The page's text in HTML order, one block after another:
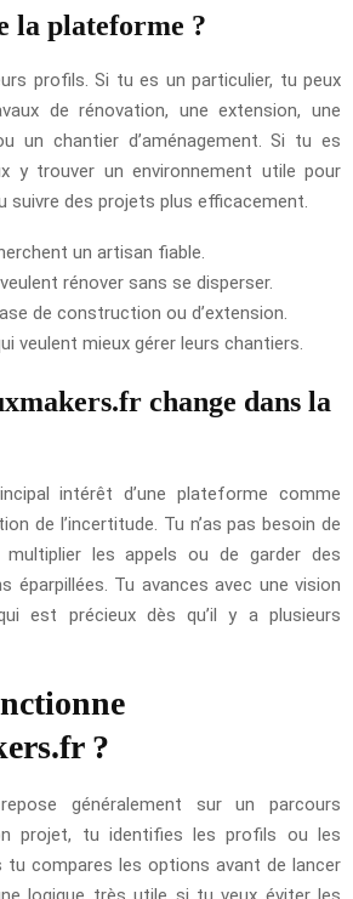
la plateforme ?
profils. Si tu es un particulier, tu peux
de rénovation, une extension, une
un chantier d’aménagement. Si tu es
y trouver un environnement utile pour
suivre des projets plus efficacement.
un artisan fiable.
rénover sans se disperser.
de construction ou d’extension.
veulent mieux gérer leurs chantiers.
change dans la
intérêt d’une plateforme comme
de l’incertitude. Tu n’as pas besoin de
les appels ou de garder des
éparpillées. Tu avances avec une vision
est précieux dès qu’il y a plusieurs
?
généralement sur un parcours
projet, tu identifies les profils ou les
tu compares les options avant de lancer